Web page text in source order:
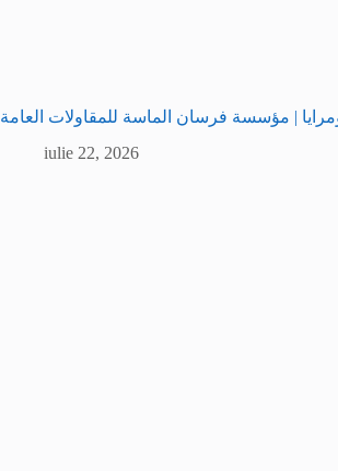
| مؤسسة فرسان الماسة للمقاولات العامة
iulie 22, 2026